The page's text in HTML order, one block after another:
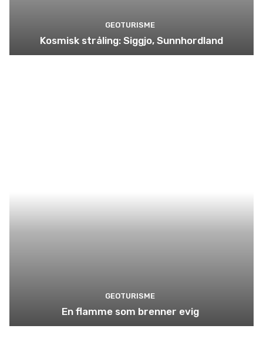
GEOTURISME
Kosmisk stråling: Siggjo, Sunnhordland
GEOTURISME
En flamme som brenner evig